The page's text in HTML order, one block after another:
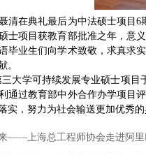
清在典礼最后为中法硕士项目
士项目获教育部批准之年，意
毕业生们向学术致敬，求真求
。
三大学可持续发展专业硕士项
通过教育部中外合作办学项目
实，努力为社会输送更加优秀
——上海总工程师协会走进阿